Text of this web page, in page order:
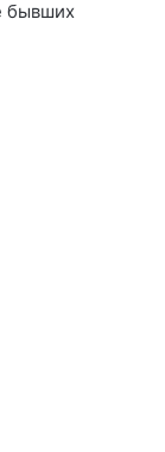
бывших